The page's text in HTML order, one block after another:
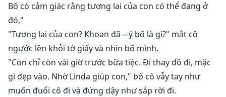
Bố có cảm giác rằng tương lai của con có thể đang ở
đó,"
"Tương lai của con? Khoan đã—ý bố là gì?" mắt cô
ngước lên khỏi tờ giấy và nhìn bố mình.
"Con chỉ còn vài giờ trước bữa tiệc. Đi thay đồ đi, mặc
gì đẹp vào. Nhờ Linda giúp con," bố cô vẫy tay như
muốn đuổi cô đi và đứng dậy như sắp rời đi.